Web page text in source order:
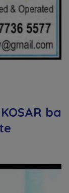
ba